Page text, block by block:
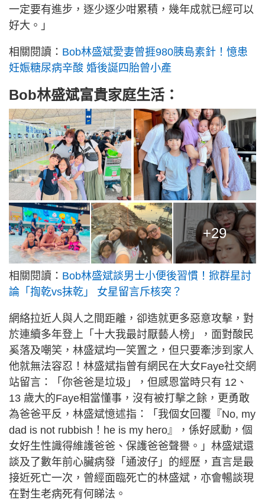
一定要有進步，逐少逐少咁累積，幾年成就已經可以
好大。」
相關閱讀： Bob林盛斌愛妻曾捱980胰島素針！憶患
妊娠糖尿病辛酸 婚後誕四胎曾小產
Bob林盛斌富貴家庭生活：
+29
相關閱讀： Bob林盛斌談男士小便後習慣！掀群星討
論「揈乾vs抹乾」 女星留言斥核突？
網絡拉近人與人之間距離，卻造就更多惡意攻擊，對
於連續多年登上「十大我最討厭藝人榜」，面對酸民
奚落及嘲笑，林盛斌均一笑置之，但只要牽涉到家人
他就無法容忍！林盛斌指曾有網民在大女Faye社交網
站留言：「你爸爸是垃圾」，但感恩當時只有 12、
13 歲大的Faye相當懂事，沒有被打擊之餘，更勇敢
為爸爸平反，林盛斌憶述指：「我個女回覆『No, my
dad is not rubbish！he is my hero』，係好感動，個
女好生性識得維護爸爸、保護爸爸聲譽。」林盛斌還
談及了數年前心臟病發「通波仔」的經歷，直言是最
接近死亡一次，曾經面臨死亡的林盛斌，亦會暢談現
在對生老病死有何睇法。